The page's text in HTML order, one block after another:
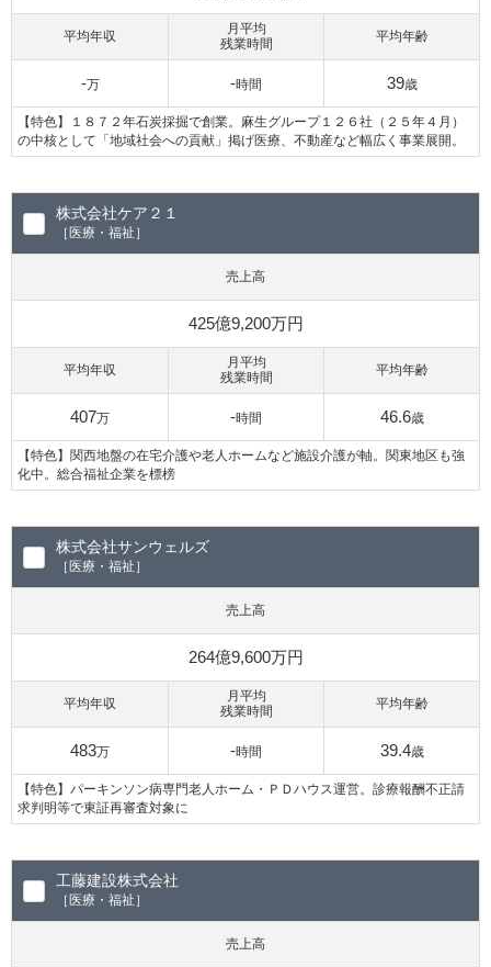
平均年収
-万
月平均
残業時間
-時間
平均年齢
39歳
【特色】１８７２年石炭採掘で創業。麻生グループ１２６社（２５年４月）
の中核として「地域社会への貢献」掲げ医療、不動産など幅広く事業展開。
株式会社ケア２１
［医療・福祉］
売上高
425億9,200万円
平均年収
407万
月平均
残業時間
-時間
平均年齢
46.6歳
【特色】関西地盤の在宅介護や老人ホームなど施設介護が軸。関東地区も強
化中。総合福祉企業を標榜
株式会社サンウェルズ
［医療・福祉］
売上高
264億9,600万円
平均年収
483万
月平均
残業時間
-時間
平均年齢
39.4歳
【特色】パーキンソン病専門老人ホーム・ＰＤハウス運営。診療報酬不正請
求判明等で東証再審査対象に
工藤建設株式会社
［医療・福祉］
売上高